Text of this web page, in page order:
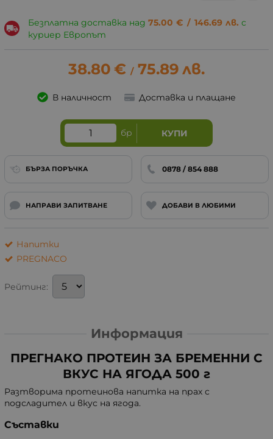
Безплатна доставка над 75.00 € / 146.69 лв. с
куриер Европът
38.80 € / 75.89 лв.
В наличност Доставка и плащане
бр КУПИ
БЪРЗА ПОРЪЧКА 0878 / 854 888
НАПРАВИ ЗАПИТВАНЕ ДОБАВИ В ЛЮБИМИ
Напитки
PREGNACO
Рейтинг:
Информация
ПРЕГНАКО ПРОТЕИН ЗА БРЕМЕННИ С
ВКУС НА ЯГОДА 500 г
Разтворима протеинова напитка на прах с
подсладител и вкус на ягода.
Съставки